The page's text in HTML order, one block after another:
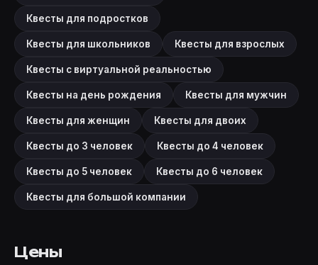
Квесты для подростков
Квесты для школьников Квесты для взрослых
Квесты с виртуальной реальностью
Квесты на день рождения Квесты для мужчин
Квесты для женщин Квесты для двоих
Квесты до 3 человек Квесты до 4 человек
Квесты до 5 человек Квесты до 6 человек
Квесты для большой компании
Цены